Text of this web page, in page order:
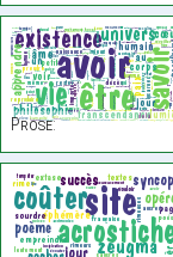
Prose: